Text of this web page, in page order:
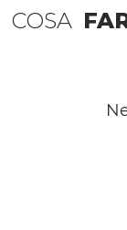
OUTDOOR
NATURA E
COSA